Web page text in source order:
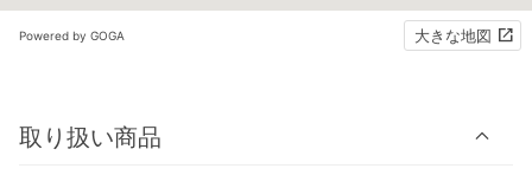
Powered by GOGA 大きな地図
取り扱い商品